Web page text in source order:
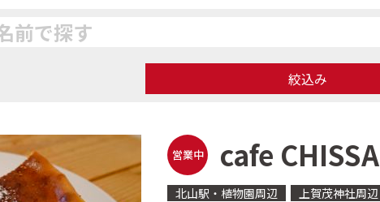
絞込み
営業中 cafe CHISSA
北山駅・植物園周辺 上賀茂神社周辺